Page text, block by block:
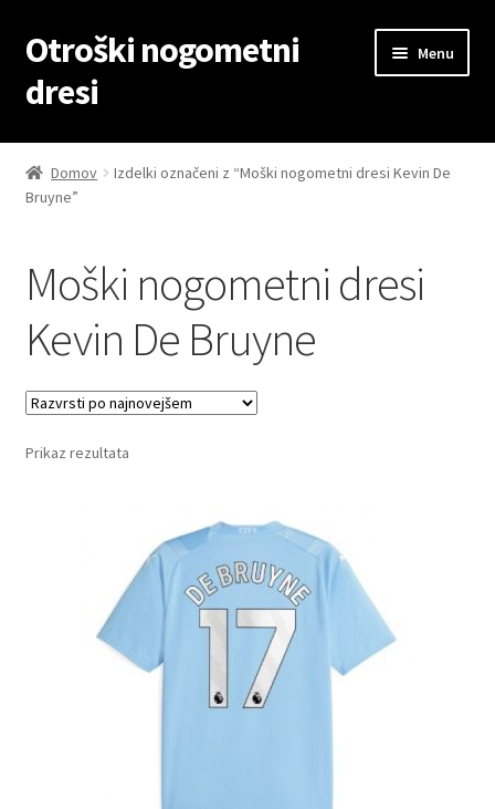
Skip
to
navigation
Skip
to
content
Otroški nogometni
dresi
Menu
Domov
Blog
Domov
Izdelki označeni z “Moški nogometni dresi Kevin De
Bruyne”
Moški nogometni dresi
Kevin De Bruyne
Prikaz rezultata